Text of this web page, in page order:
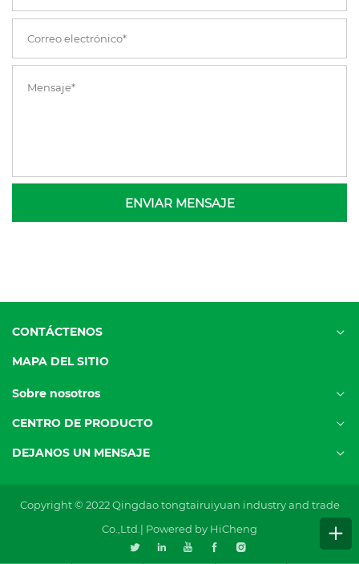
ENVIAR MENSAJE
CONTÁCTENOS
MAPA DEL SITIO
Sobre nosotros
CENTRO DE PRODUCTO
DEJANOS UN MENSAJE
Copyright © 2022 Qingdao tongtairuiyuan industry and trade
Co.,Ltd.| Powered by HiCheng